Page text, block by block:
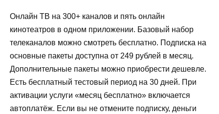
Онлайн ТВ на 300+ каналов и пять онлайн
кинотеатров в одном приложении. Базовый набор
телеканалов можно смотреть бесплатно. Подписка на
основные пакеты доступна от 249 рублей в месяц.
Дополнительные пакеты можно приобрести дешевле.
Есть бесплатный тестовый период на 30 дней. При
активации услуги «месяц бесплатно» включается
автоплатёж. Если вы не отмените подписку, деньги